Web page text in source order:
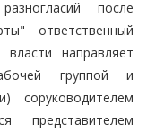
после
ответственный
направляет
группой и
соруководителем
представителем